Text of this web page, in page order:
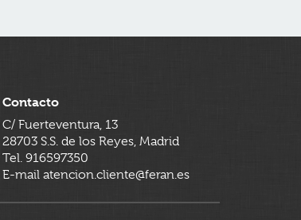
Contacto
C/ Fuerteventura, 13
28703 S.S. de los Reyes, Madrid
Tel. 916597350
E-mail atencion.cliente@feran.es